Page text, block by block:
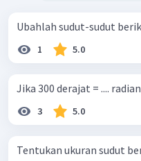
1 5.0
Jika 300 derajat = .... radian
3 5.0